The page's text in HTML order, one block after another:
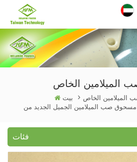
الميلامين الخاص
بيت > الميلامين الخاص
فئات